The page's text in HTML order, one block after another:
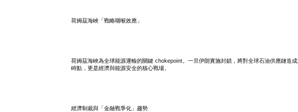
荷姆茲海峽「戰略咽喉效應」
荷姆茲海峽為全球能源運輸的關鍵 chokepoint。一旦伊朗實施封鎖，將對全球石油供應鏈造
峙點，更是經濟與能源安全的核心戰場。
經濟制裁與「金融戰爭化」趨勢
大陸